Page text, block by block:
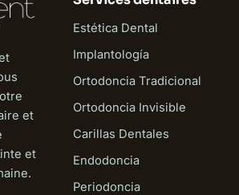
et
et
Estética Dental
Implantología
Ortodoncia Tradicional
Ortodoncia Invisible
Carillas Dentales
Endodoncia
Periodoncia